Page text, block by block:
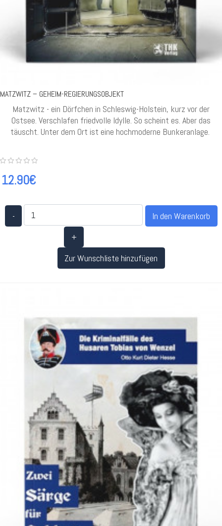
MATZWITZ – GEHEIM-REGIERUNGSOBJEKT
Matzwitz - ein Dörfchen in Schleswig-Holstein, kurz vor der
Ostsee. Verschlafen friedvolle Idylle. So scheint es. Aber das
täuscht. Unter dem Ort ist eine hochmoderne Bunkeranlage.
12.90€
-
+
Zur Wunschliste hinzufügen